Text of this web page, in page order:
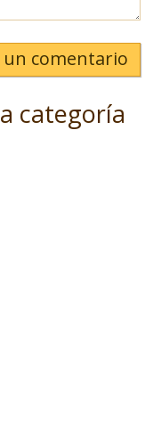
un comentario
categoría